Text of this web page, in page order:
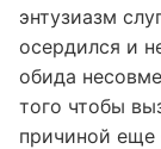
энтузиазм
осердился и
обида
того чтобы
причиной еще